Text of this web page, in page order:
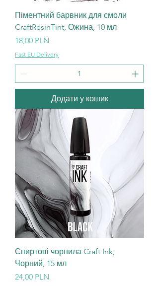
Піментний барвник для смоли
CraftResinTint, Ожина, 10 мл
Ціна
18,00 PLN
Fast EU Delivery
Додати у кошик
Спиртові чорнила Craft Ink,
Чорний, 15 мл
Ціна
24,00 PLN